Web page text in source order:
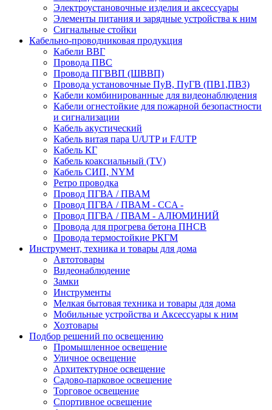
Электроустановочные изделия и аксессуары
Элементы питания и зарядные устройства к ним
Сигнальные стойки
Кабельно-проводниковая продукция
Кабели ВВГ
Провода ПВС
Провода ПГВВП (ШВВП)
Провода установочные ПуВ, ПуГВ (ПВ1,ПВ3)
Кабели комбинированные для видеонаблюдения
Кабели огнестойкие для пожарной безопастности
и сигнализации
Кабель акустический
Кабель витая пара U/UTP и F/UTP
Кабель КГ
Кабель коаксиальный (TV)
Кабель СИП, NYM
Ретро проводка
Провод ПГВА / ПВАМ
Провод ПГВА / ПВАМ - CCA -
Провод ПГВА / ПВАМ - АЛЮМИНИЙ
Провода для прогрева бетона ПНСВ
Провода термостойкие РКГМ
Инструмент, техника и товары для дома
Автотовары
Видеонаблюдение
Замки
Инструменты
Мелкая бытовая техника и товары для дома
Мобильные устройства и Аксессуары к ним
Хозтовары
Подбор решений по освещению
Промышленное освещение
Уличное освещение
Архитектурное освещение
Садово-парковое освещение
Торговое освещение
Спортивное освещение